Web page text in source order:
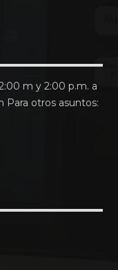
m y 2:00 p.m. a
Para otros asuntos: